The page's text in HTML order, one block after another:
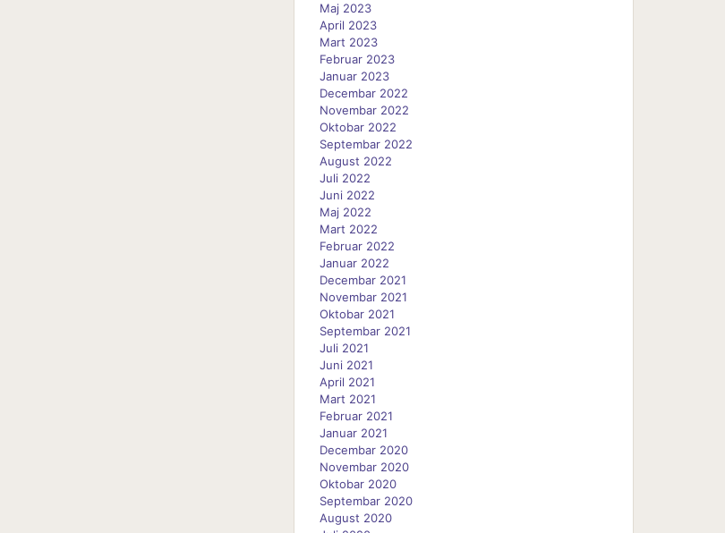
Maj 2023
April 2023
Mart 2023
Februar 2023
Januar 2023
Decembar 2022
Novembar 2022
Oktobar 2022
Septembar 2022
August 2022
Juli 2022
Juni 2022
Maj 2022
Mart 2022
Februar 2022
Januar 2022
Decembar 2021
Novembar 2021
Oktobar 2021
Septembar 2021
Juli 2021
Juni 2021
April 2021
Mart 2021
Februar 2021
Januar 2021
Decembar 2020
Novembar 2020
Oktobar 2020
Septembar 2020
August 2020